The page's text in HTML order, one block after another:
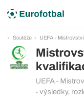
Soutěže UEFA -
UEFA -
- výsledky,